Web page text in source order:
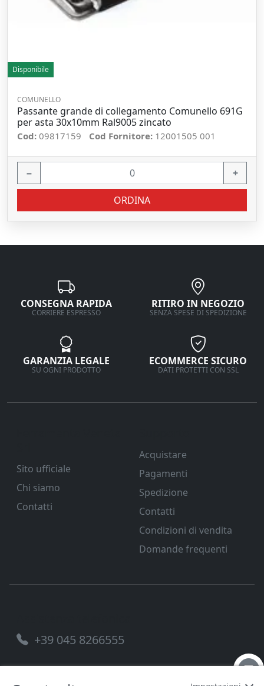
Disponibile
COMUNELLO
Passante grande di collegamento Comunello 691G
per asta 30x10mm Ral9005 zincato
Cod: 09817159 Cod Fornitore: 12001505 001
− +
ORDINA
CONSEGNA RAPIDA
CORRIERE ESPRESSO
RITIRO IN NEGOZIO
SENZA SPESE DI SPEDIZIONE
GARANZIA LEGALE
SU OGNI PRODOTTO
ECOMMERCE SICURO
DATI PROTETTI CON SSL
Sito ufficiale
Chi siamo
Contatti
Acquistare
Pagamenti
Spedizione
Contatti
Condizioni di vendita
Domande frequenti
+39 045 8266555